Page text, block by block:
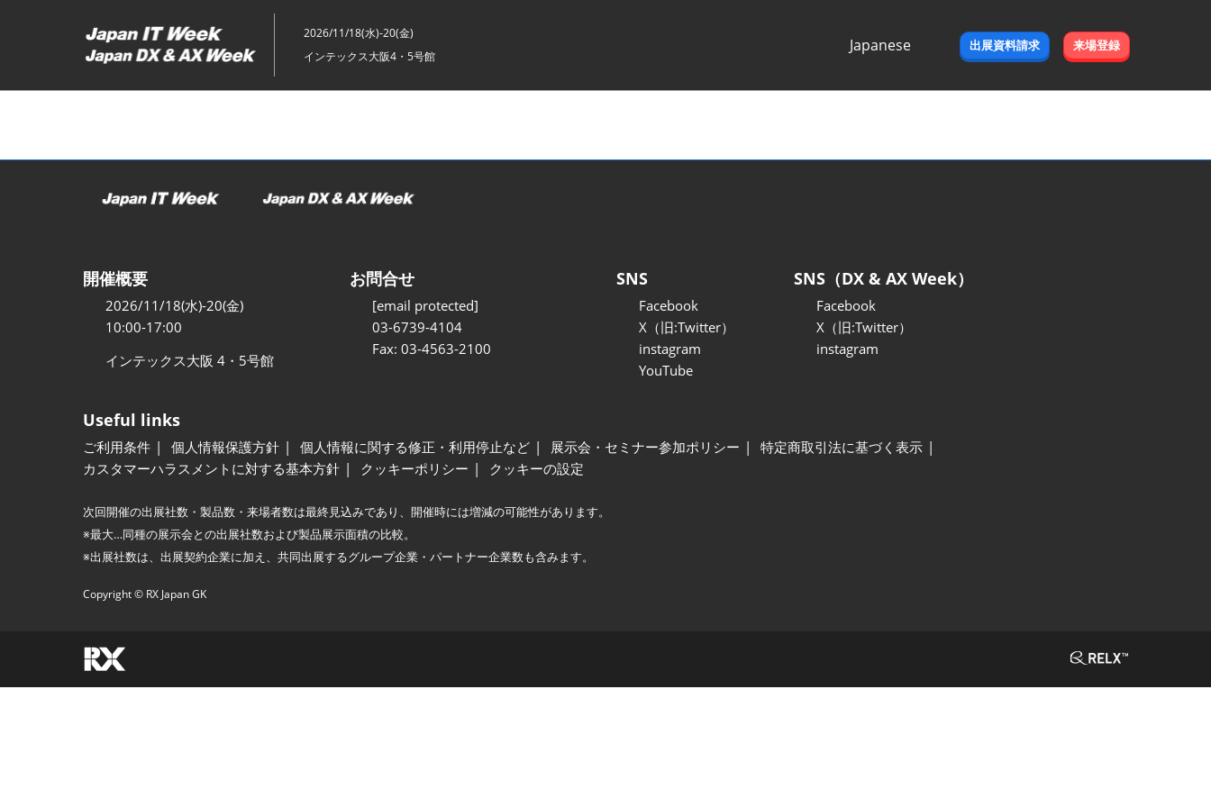
キ
ッ
2026/11/18(水)-20(金)
インテックス大阪4・5号館
Japanese
出展資料請求 来場登録
開催概要
2026/11/18(水)-20(金)
10:00-17:00
インテックス大阪 4・5号館
お問合せ
[email protected]
03-6739-4104
Fax: 03-4563-2100
SNS
Facebook
X（旧:Twitter）
instagram
YouTube
SNS（DX & AX Week）
Facebook
X（旧:Twitter）
instagram
Useful links
ご利用条件 個人情報保護方針 個人情報に関する修正・利用停止など 展示会・セミナー参加ポリシー
特定商取引法に基づく表示
カスタマーハラスメントに対する基本方針
クッキーポリシー クッキーの設定
次回開催の出展社数・製品数・来場者数は最終見込みであり、開催時には増減の可能性があります。
※最大…同種の展示会との出展社数および製品展示面積の比較。
※出展社数は、出展契約企業に加え、共同出展するグループ企業・パートナー企業数も含みます。
Copyright © RX Japan GK